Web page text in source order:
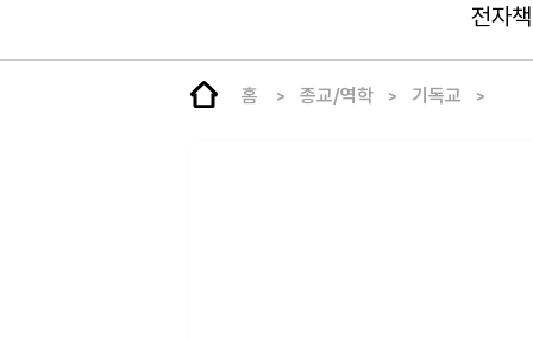
전자책
홈 종교/역학 기독교